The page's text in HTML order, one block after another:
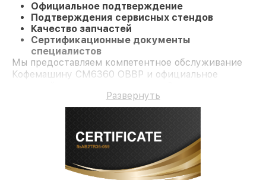
Официальное подтверждение
Подтверждения сервисных стендов
Качество запчастей
Сертификационные документы
специалистов
Мы предоставляем компетентное обслуживание
Кофемашину CM6360 OBBP и официальное
Развернуть